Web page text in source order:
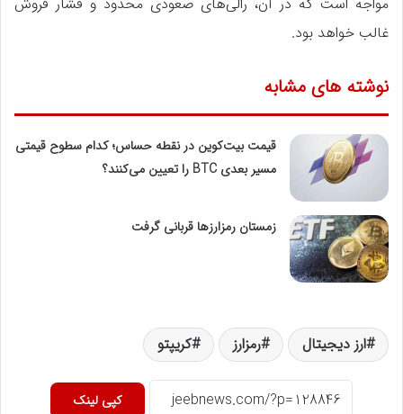
غالب خواهد بود.
نوشته های مشابه
قیمت بیت‌کوین در نقطه حساس؛ کدام سطوح قیمتی
مسیر بعدی BTC را تعیین می‌کنند؟
زمستان رمزارزها قربانی گرفت
ارز دیجیتال رمزارز کریپتو
کپی لینک